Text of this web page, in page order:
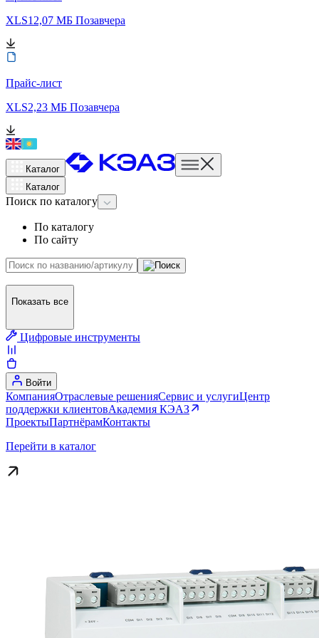
XLS12,07 МБ Позавчера
Прайс-лист
XLS2,23 МБ Позавчера
Каталог
Каталог
Поиск по каталогу
По каталогу
По сайту
Показать все
Цифровые инструменты
Войти
КомпанияОтраслевые решенияСервис и услугиЦентр
поддержки клиентовАкадемия КЭАЗ
ПроектыПартнёрамКонтакты
Перейти в каталог